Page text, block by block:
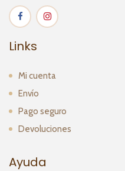
Links
Mi cuenta
Envío
Pago seguro
Devoluciones
Ayuda